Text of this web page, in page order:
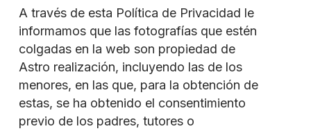
A través de esta Política de Privacidad le
informamos que las fotografías que estén
colgadas en la web son propiedad de
Astro realización, incluyendo las de los
menores, en las que, para la obtención de
estas, se ha obtenido el consentimiento
previo de los padres, tutores o